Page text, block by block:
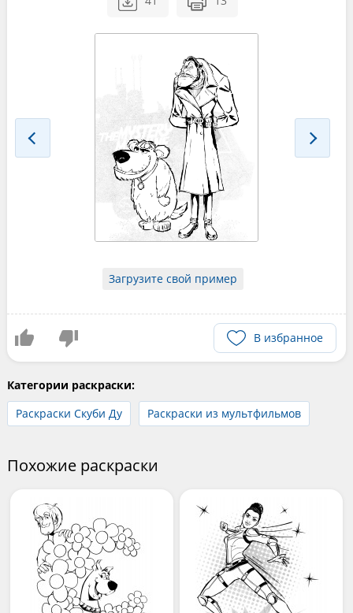
Загрузите свой пример
В избранное
Категории раскраски:
Раскраски Скуби Ду
Раскраски из мультфильмов
Похожие раскраски